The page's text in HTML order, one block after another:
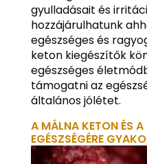
gyulladásait és
hozzájárulhatunk
egészséges és
keton kiegészítők
egészséges
támogatni az
általános jólétet.
A MÁLNA KETON ÉS A
EGÉSZSÉGÉRE